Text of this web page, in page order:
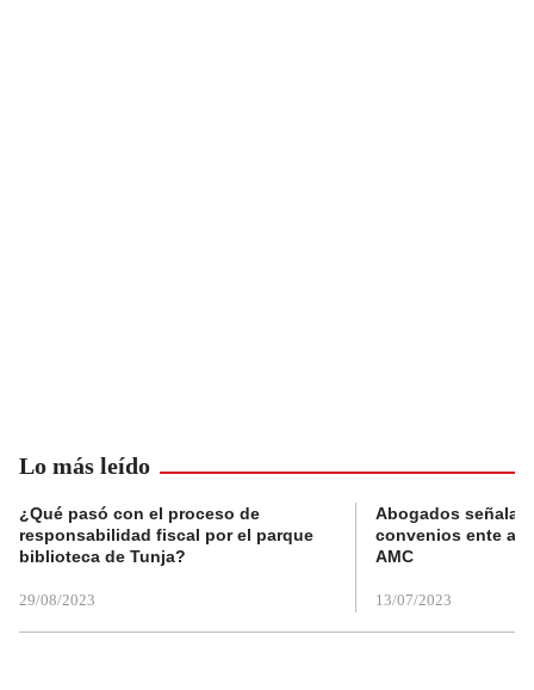
Lo más leído
¿Qué pasó con el proceso de
responsabilidad fiscal por el parque
biblioteca de Tunja?
29/08/2023
Abogados
convenios ente
AMC
13/07/2023